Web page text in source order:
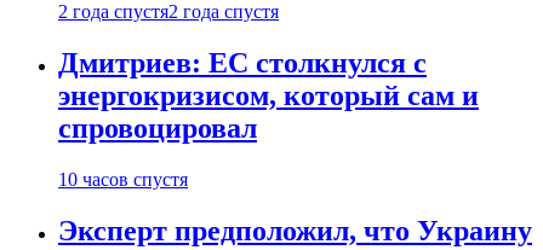
2 года спустя2 года спустя
Дмитриев: ЕС столкнулся с
энергокризисом, который сам и
спровоцировал
10 часов спустя
Эксперт предположил, что Украину